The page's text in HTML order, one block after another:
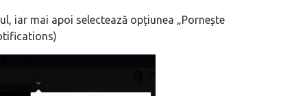
iar mai apoi selectează opțiunea „Pornește